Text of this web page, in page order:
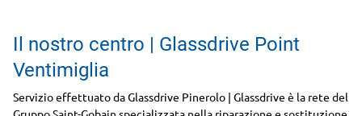
Il nostro centro | Glassdrive Point
Ventimiglia
Servizio effettuato da Glassdrive Pinerolo | Glassdrive è la rete del